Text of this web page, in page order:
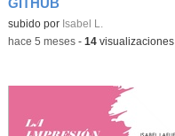
Contenido educativo.
subido por Isabel L.
-hace 5 meses- 14visualizaciones